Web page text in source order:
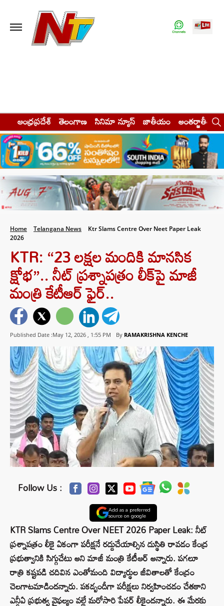
ఆంధ్రప్రదేశ్ తెలంగాణ సినిమా న్యూస్ జాతీయం అంతర్జాతీయం
Home Telangana News
Ktr Slams Centre Over Neet Paper Leak
2026
KTR: “23 లక్షల మందికి మానసిక
క్షోభ”.. నీట్ ప్రశ్నాపత్రం లీక్‌పై మాజీ
మంత్రి కేటీఆర్ ఫైర్..
Published Date :May 12, 2026 , 1:55 PM By RAMAKRISHNA KENCHE
Follow Us :
Add as a preferred
source on google
KTR Slams Centre Over NEET 2026 Paper Leak: నీట్
ప్రశ్నాపత్రం లీకై ఏకంగా పరీక్షనే రద్దుచేయాల్సిన దుస్థితి రావడం కేంద్ర
ప్రభుత్వానికి సిగ్గుచేటు అని మాజీ మంత్రి కేటీఆర్ అన్నారు. పగలూ
రాత్రి కష్టపడి చదివిన ఎంతోమంది విద్యార్థుల జీవితాలతో కేంద్రం
చెలగాటమాడిందన్నారు. పకడ్బందీగా పరీక్షలు నిర్వహించడం చేతకాని
ఎన్డీఏ ప్రభుత్వ వైఫల్యం వల్లే మరోసారి పేపర్ లీకైందన్నారు. ఈ మేరకు